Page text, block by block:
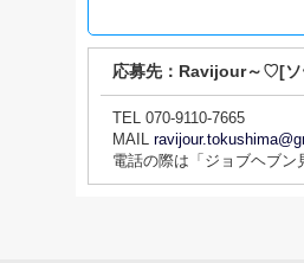
応募先： Ravijour～♡[ソ
TEL 070-9110-7665
MAIL
電話の際は「ジョブヘブン